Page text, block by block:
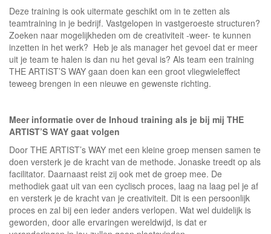
Deze training is ook uitermate geschikt om in te zetten als
teamtraining in je bedrijf. Vastgelopen in vastgeroeste structuren?
Zoeken naar mogelijkheden om de creativiteit -weer- te kunnen
inzetten in het werk? Heb je als manager het gevoel dat er meer
uit je team te halen is dan nu het geval is? Als team een training
THE ARTIST’S WAY gaan doen kan een groot vliegwieleffect
teweeg brengen in een nieuwe en gewenste richting.
Meer informatie over de Inhoud training als je bij mij THE
ARTIST’S WAY gaat volgen
Door THE ARTIST’s WAY met een kleine groep mensen samen te
doen versterk je de kracht van de methode. Jonaske treedt op als
facilitator. Daarnaast reist zij ook met de groep mee. De
methodiek gaat uit van een cyclisch proces, laag na laag pel je af
en versterk je de kracht van je creativiteit. Dit is een persoonlijk
proces en zal bij een ieder anders verlopen. Wat wel duidelijk is
geworden, door alle ervaringen wereldwijd, is dat er